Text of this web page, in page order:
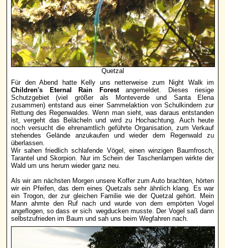
Quetzal
Für den Abend hatte Kelly uns netterweise zum Night Walk im
Children's Eternal Rain Forestangemeldet. Dieses riesige
Schutzgebiet (viel größer als Monteverde und Santa Elena
zusammen) entstand aus einer Sammelaktion von Schulkindern zur
Rettung des Regenwaldes. Wenn man sieht, was daraus entstanden
ist, vergeht das Belächeln und wird zu Hochachtung. Auch heute
noch versucht die ehrenamtlich geführte Organisation, zum Verkauf
stehendes Gelände anzukaufen und wieder dem Regenwald zu
überlassen.
Wir sahen friedlich schlafende Vögel, einen winzigen Baumfrosch,
Tarantel und Skorpion. Nur im Schein der Taschenlampen wirkte der
Wald um uns herum wieder ganz neu.
Als wir am nächsten Morgen unsere Koffer zum Auto brachten, hörten
wir ein Pfeifen, das dem eines Quetzals sehr ähnlich klang. Es war
ein Trogon, der zur gleichen Familie wie der Quetzal gehört. Mein
Mann ahmte den Ruf nach und wurde von dem empörten Vogel
angeflogen, so dass er sich wegducken musste. Der Vogel saß dann
selbstzufrieden im Baum und sah uns beim Wegfahren nach.